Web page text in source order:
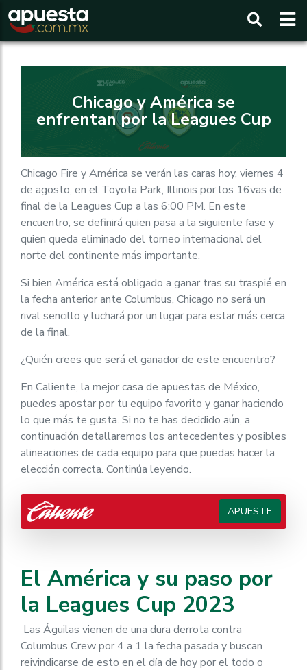
Buscar
Chicago y América se
enfrentan por la Leagues Cup
Chicago Fire y América se verán las caras hoy, viernes 4
de agosto, en el Toyota Park, Illinois por los 16vas de
final de la Leagues Cup a las 6:00 PM. En este
encuentro, se definirá quien pasa a la siguiente fase y
quien queda eliminado del torneo internacional del
norte del continente más importante.
Si bien América está obligado a ganar tras su traspié en
la fecha anterior ante Columbus, Chicago no será un
rival sencillo y luchará por un lugar para estar más cerca
de la final.
¿Quién crees que será el ganador de este encuentro?
En Caliente, la mejor casa de apuestas de México,
puedes apostar por tu equipo favorito y ganar haciendo
lo que más te gusta. Si no te has decidido aún, a
continuación detallaremos los antecedentes y posibles
alineaciones de cada equipo para que puedas hacer la
elección correcta. Continúa leyendo.
APUESTE
El América y su paso por
la Leagues Cup 2023
Las Águilas vienen de una dura derrota contra
Columbus Crew por 4 a 1 la fecha pasada y buscan
reivindicarse de esto en el día de hoy por el todo o